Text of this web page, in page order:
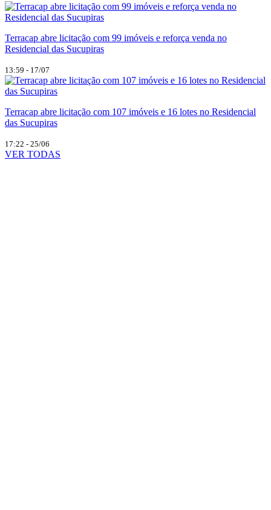
Terracap abre licitação com 99 imóveis e reforça venda no
Residencial das Sucupiras
13:59 - 17/07
Terracap abre licitação com 107 imóveis e 16 lotes no Residencial
das Sucupiras
17:22 - 25/06
VER TODAS